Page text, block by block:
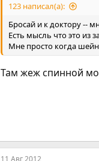
123 написал(а):
Бросай и к доктору --
Есть мысль что это из
Мне просто когда
Там жеж спинной